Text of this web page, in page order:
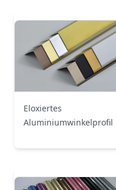
Eloxiertes
Aluminiumwinkelprofil